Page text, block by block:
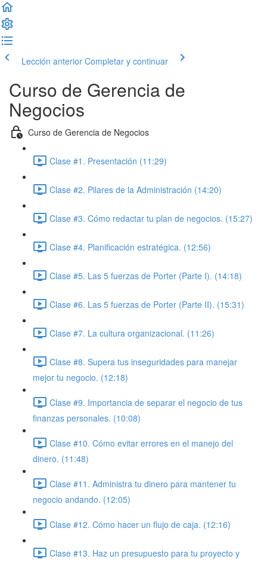
Lección anterior Completar y continuar
Curso de Gerencia de
Negocios
Curso de Gerencia de Negocios
Clase #1. Presentación (11:29)
Clase #2. Pilares de la Administración (14:20)
Clase #3. Cómo redactar tu plan de negocios. (15:27)
Clase #4. Planificación estratégica. (12:56)
Clase #5. Las 5 fuerzas de Porter (Parte I). (14:18)
Clase #6. Las 5 fuerzas de Porter (Parte II). (15:31)
Clase #7. La cultura organizacional. (11:26)
Clase #8. Supera tus inseguridades para manejar
mejor tu negocio. (12:18)
Clase #9. Importancia de separar el negocio de tus
finanzas personales. (10:08)
Clase #10. Cómo evitar errores en el manejo del
dinero. (11:48)
Clase #11. Administra tu dinero para mantener tu
negocio andando. (12:05)
Clase #12. Cómo hacer un flujo de caja. (12:16)
Clase #13. Haz un presupuesto para tu proyecto y